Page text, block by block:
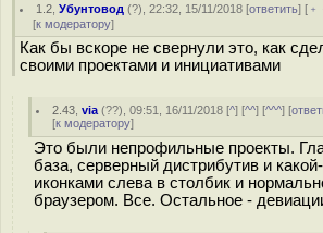
1.2 ,Убунтовод (?), 22:32, 15/11/2018 [ответить] [
[к модератору]
Как бы вскоре не свернули это, как
своими проектами и инициативами
2.43 ,via (??), 09:51, 16/11/2018 [^] [^^] [^^^] [
[к модератору]
Это были непрофильные проекты.
база, серверный дистрибутив и
иконками слева в столбик и
браузером. Все. Остальное -